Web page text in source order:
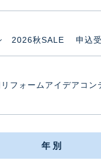
2026秋SALE 申込受
フォームアイデアコン
年別